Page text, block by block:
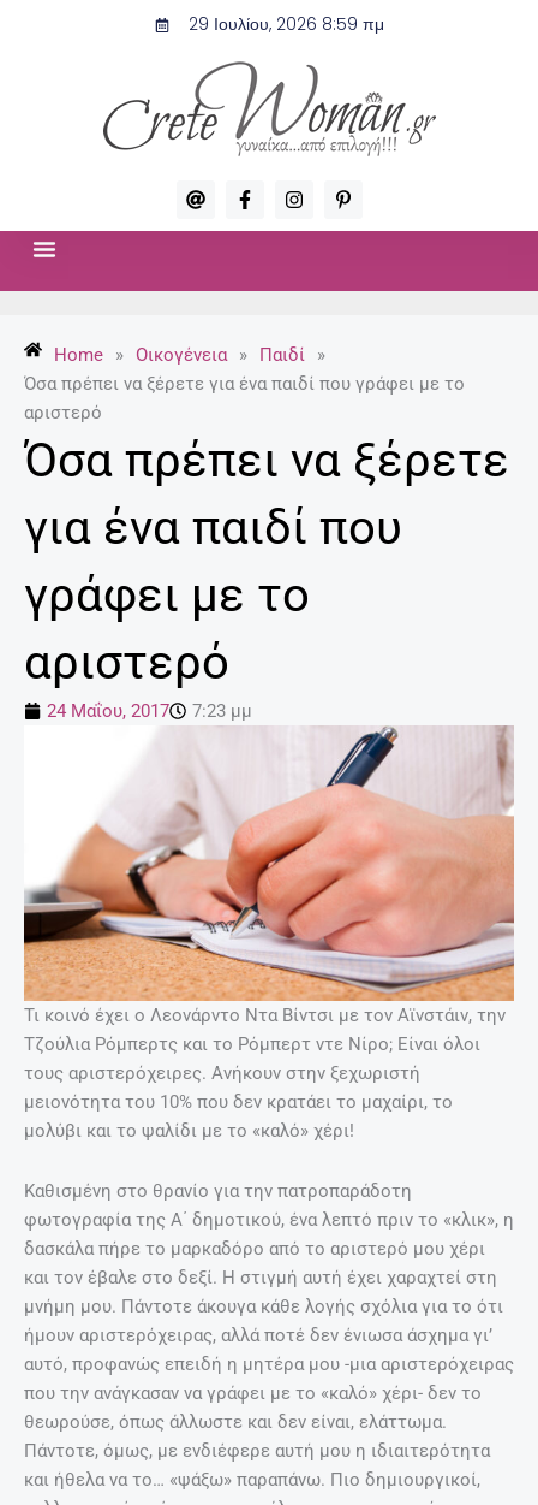
29 Ιουλίου, 2026 8:59 πμ
A
t
F
a
c
f
I
n
s
m
P
i
n
p
Home » Οικογένεια » Παιδί
»
Όσα πρέπει να ξέρετε για ένα παιδί που γράφει με το
αριστερό
Όσα πρέπει να ξέρετε
για ένα παιδί που
γράφει με το
αριστερό
24 Μαΐου, 2017 7:23 μμ
Τι κοινό έχει ο Λεονάρντο Ντα Βίντσι με τον Αϊνστάιν, την
Τζούλια Ρόμπερτς και το Ρόμπερτ ντε Νίρο; Είναι όλοι
τους αριστερόχειρες. Ανήκουν στην ξεχωριστή
μειονότητα του 10% που δεν κρατάει το μαχαίρι, το
μολύβι και το ψαλίδι με το «καλό» χέρι!
Καθισμένη στο θρανίο για την πατροπαράδοτη
φωτογραφία της A΄ δημοτικού, ένα λεπτό πριν το «κλικ», η
δασκάλα πήρε το μαρκαδόρο από το αριστερό μου χέρι
και τον έβαλε στο δεξί. Η στιγμή αυτή έχει χαραχτεί στη
μνήμη μου. Πάντοτε άκουγα κάθε λογής σχόλια για το ότι
ήμουν αριστερόχειρας, αλλά ποτέ δεν ένιωσα άσχημα γι’
αυτό, προφανώς επειδή η μητέρα μου -μια αριστερόχειρας
που την ανάγκασαν να γράφει με το «καλό» χέρι- δεν το
θεωρούσε, όπως άλλωστε και δεν είναι, ελάττωμα.
Πάντοτε, όμως, με ενδιέφερε αυτή μου η ιδιαιτερότητα
και ήθελα να το… «ψάξω» παραπάνω. Πιο δημιουργικοί,